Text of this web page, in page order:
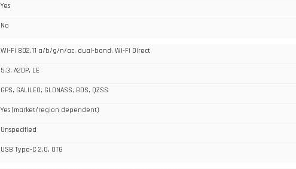
Yes
No
Wi-Fi 802.11 a/b/g/n/ac, dual-band, Wi-Fi Direct
5.3, A2DP, LE
GPS, GALILEO, GLONASS, BDS, QZSS
Yes (market/region dependent)
Unspecified
USB Type-C 2.0, OTG